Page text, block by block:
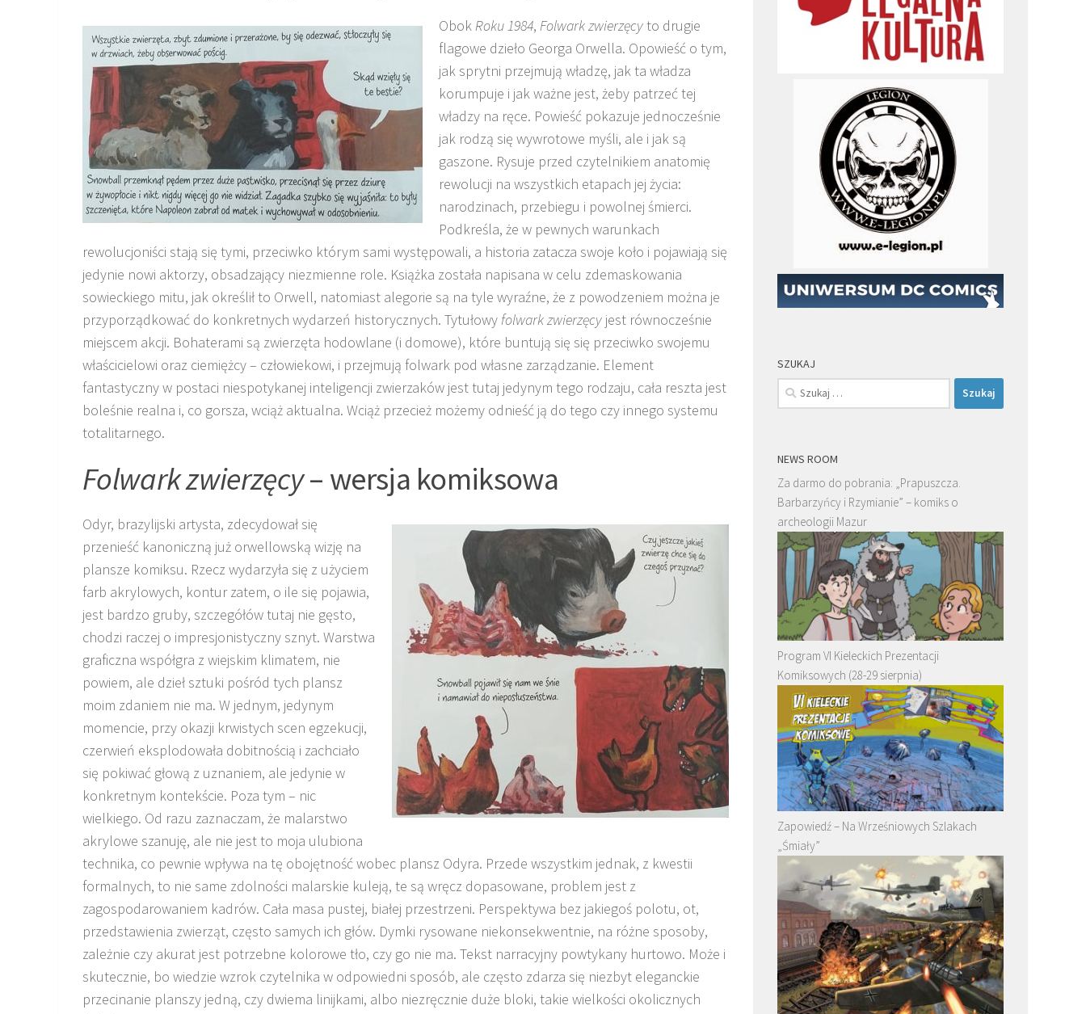
ObokRoku 1984, Folwark zwierzęcyto drugie
flagowe dzieło Georga Orwella. Opowieść o tym,
jak sprytni przejmują władzę, jak ta władza
korumpuje i jak ważne jest, żeby patrzeć tej
władzy na ręce. Powieść pokazuje jednocześnie
jak rodzą się wywrotowe myśli, ale i jak są
gaszone. Rysuje przed czytelnikiem anatomię
rewolucji na wszystkich etapach jej życia:
narodzinach, przebiegu i powolnej śmierci.
Podkreśla, że w pewnych warunkach
rewolucjoniści stają się tymi, przeciwko którym sami występowali, a historia zatacza swoje koło i pojawiają się
jedynie nowi aktorzy, obsadzający niezmienne role. Książka została napisana w celu zdemaskowania
sowieckiego mitu, jak określił to Orwell, natomiast alegorie są na tyle wyraźne, że z powodzeniem można je
przyporządkować do konkretnych wydarzeń historycznych. Tytułowy folwark zwierzęcy jest równocześnie
miejscem akcji. Bohaterami są zwierzęta hodowlane (i domowe), które buntują się się przeciwko swojemu
właścicielowi oraz ciemiężcy – człowiekowi, i przejmują folwark pod własne zarządzanie. Element
fantastyczny w postaci niespotykanej inteligencji zwierzaków jest tutaj jedynym tego rodzaju, cała reszta jest
boleśnie realna i, co gorsza, wciąż aktualna. Wciąż przecież możemy odnieść ją do tego czy innego systemu
totalitarnego.
Folwark zwierzęcy– wersja komiksowa
Odyr, brazylijski artysta, zdecydował się
przenieść kanoniczną już orwellowską wizję na
plansze komiksu. Rzecz wydarzyła się z użyciem
farb akrylowych, kontur zatem, o ile się pojawia,
jest bardzo gruby, szczegółów tutaj nie gęsto,
chodzi raczej o impresjonistyczny sznyt. Warstwa
graficzna współgra z wiejskim klimatem, nie
powiem, ale dzieł sztuki pośród tych plansz
moim zdaniem nie ma. W jednym, jedynym
momencie, przy okazji krwistych scen egzekucji,
czerwień eksplodowała dobitnością i zachciało
się pokiwać głową z uznaniem, ale jedynie w
konkretnym kontekście. Poza tym – nic
wielkiego. Od razu zaznaczam, że malarstwo
akrylowe szanuję, ale nie jest to moja ulubiona
technika, co pewnie wpływa na tę obojętność wobec plansz Odyra. Przede wszystkim jednak, z kwestii
formalnych, to nie same zdolności malarskie kuleją, te są wręcz dopasowane, problem jest z
zagospodarowaniem kadrów. Cała masa pustej, białej przestrzeni. Perspektywa bez jakiegoś polotu, ot,
przedstawienia zwierząt, często samych ich głów. Dymki rysowane niekonsekwentnie, na różne sposoby,
zależnie czy akurat jest potrzebne kolorowe tło, czy go nie ma. Tekst narracyjny powtykany hurtowo. Może i
skutecznie, bo wiedzie wzrok czytelnika w odpowiedni sposób, ale często zdarza się niezbyt eleganckie
przecinanie planszy jedną, czy dwiema linijkami, albo niezręcznie duże bloki, takie wielkości okolicznych
SZUKAJ
Szukaj:
NEWS ROOM
Za darmo do pobrania: „Prapuszcza.
Barbarzyńcy i Rzymianie” – komiks o
archeologii Mazur
Program VI Kieleckich Prezentacji
Komiksowych (28-29 sierpnia)
Zapowiedź – Na Wrześniowych Szlakach
„Śmiały”